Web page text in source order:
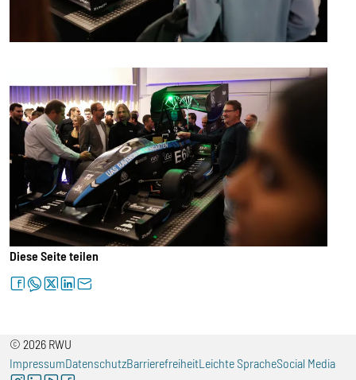
Diese Seite teilen
facebookwhatsapptwitterlinkedinletter
© 2026 RWU
ImpressumDatenschutzBarrierefreiheitLeichte SpracheSocial Media